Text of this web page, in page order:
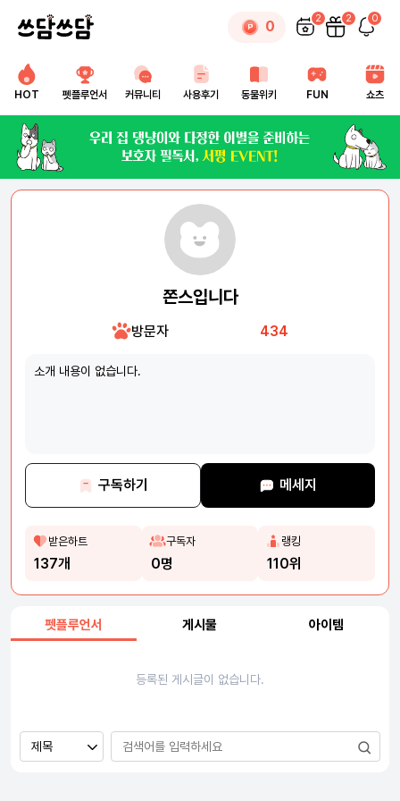
0 2 2 0
HOT 펫플루언서 커뮤니티 사용후기 동물위키 FUN 쇼츠
쫀스입니다
방문자 434
소개 내용이 없습니다.
구독하기 메세지
받은하트
137개
구독자
0명
랭킹
110위
펫플루언서 게시물 아이템
등록된 게시글이 없습니다.